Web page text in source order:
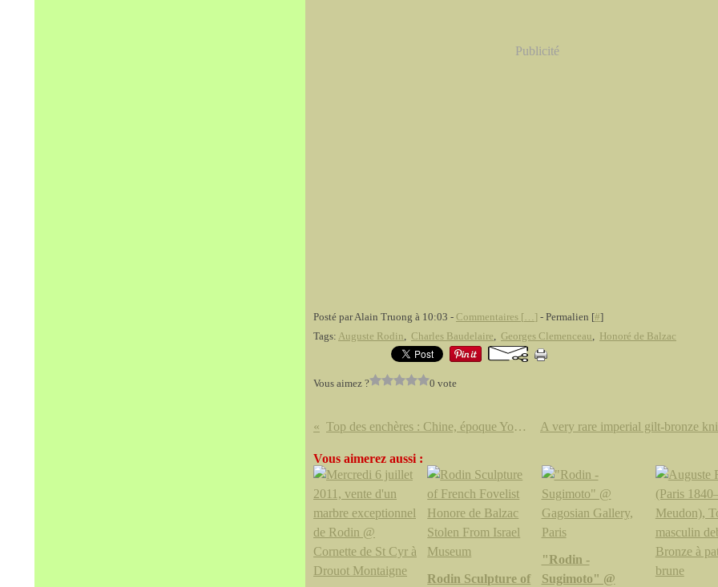
Publicité
Posté par Alain Truong à 10:03 - Commentaires [… ] - Permalien [#]
Tags: Auguste Rodin, Charles Baudelaire, Georges Clemenceau, Honoré de Balzac
Vous aimez ? 0 vote
Top des enchères : Chine, époque Yongzheng, bol en porcelaine émaillée jaune , 1er avril 2009
Vous aimerez aussi :
Rodin Sculpture of
"Rodin -
Sugimoto" @